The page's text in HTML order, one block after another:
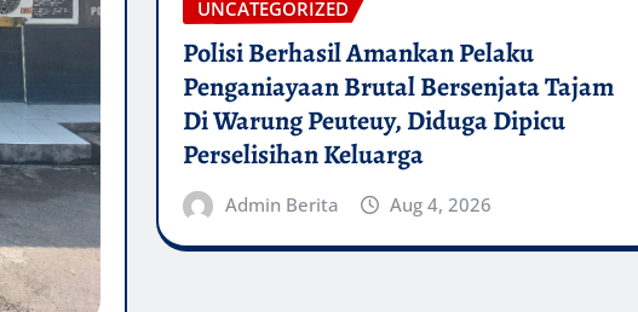
Polisi Berhasil Amankan Pelaku
Penganiayaan Brutal Bersenjata Tajam
Di Warung Peuteuy, Diduga Dipicu
Perselisihan Keluarga
Admin Berita Aug 4, 2026